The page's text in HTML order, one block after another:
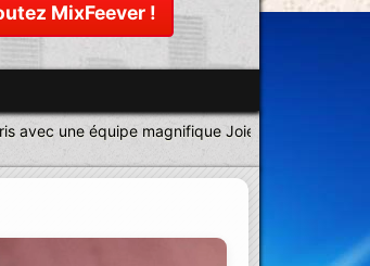
MixFeever !
une équipe magnifique Joie soleil bonne